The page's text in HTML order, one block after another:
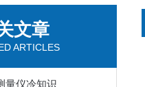
文章
ARTICLES
量仪冷知识